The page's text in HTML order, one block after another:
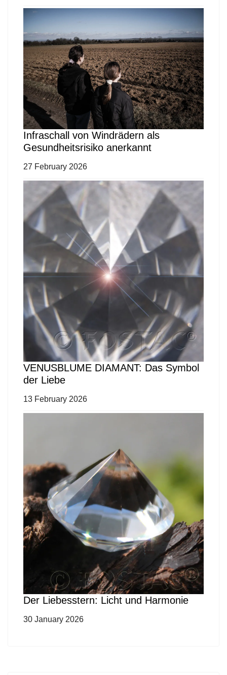
Infraschall von Windrädern als
Gesundheitsrisiko anerkannt
27 February 2026
VENUSBLUME DIAMANT: Das Symbol
der Liebe
13 February 2026
Der Liebesstern: Licht und Harmonie
30 January 2026